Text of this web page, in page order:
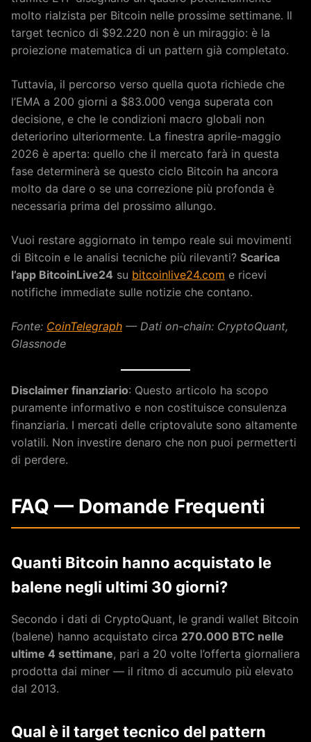
molto rialzista per Bitcoin nelle prossime settimane. Il
target tecnico di $92.220 non è un miraggio: è la
proiezione matematica di un pattern già completato.
Tuttavia, il percorso verso quella quota richiede che
l’EMA a 200 giorni a $83.000 venga superata con
decisione, e che le condizioni macro globali non
deteriorino ulteriormente. La finestra aprile-maggio
2026 è aperta: quello che il mercato farà in questa
fase determinerà se questo ciclo Bitcoin ha ancora
molto da dare o se una correzione più profonda è
necessaria prima del prossimo allungo.
Vuoi restare aggiornato in tempo reale sui movimenti
di Bitcoin e le analisi tecniche più rilevanti? Scarica
l’app BitcoinLive24 su bitcoinlive24.com e ricevi
notifiche immediate sulle notizie che contano.
Fonte: CoinTelegraph — Dati on-chain: CryptoQuant,
Glassnode
Disclaimer finanziario: Questo articolo ha scopo
puramente informativo e non costituisce consulenza
finanziaria. I mercati delle criptovalute sono altamente
volatili. Non investire denaro che non puoi permetterti
di perdere.
FAQ — Domande Frequenti
Quanti Bitcoin hanno acquistato le
balene negli ultimi 30 giorni?
Secondo i dati di CryptoQuant, le grandi wallet Bitcoin
(balene) hanno acquistato circa 270.000 BTC nelle
ultime 4 settimane, pari a 20 volte l’offerta giornaliera
prodotta dai miner — il ritmo di accumulo più elevato
dal 2013.
Qual è il target tecnico del pattern